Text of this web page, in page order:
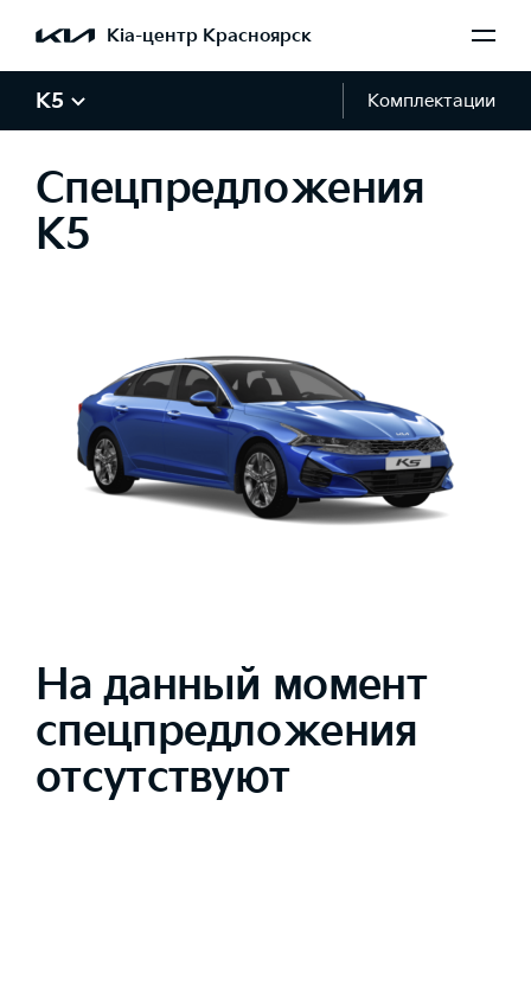
Kia-центр Красноярск
K5 Комплектации
Спецпредложения
K5
На данный момент
спецпредложения
отсутствуют